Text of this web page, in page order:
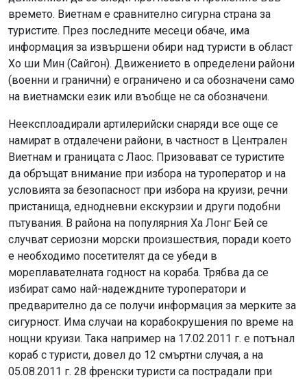
времето. Виетнам е сравнително сигурна страна за
туристите. През последните месеци обаче, има
информация за извършени обири над туристи в област
Хо ши Мин (Сайгон). Движението в определени райони
(военни и гранични) е ограничено и са обозначени само
на виетнамски език или въобще не са обозначени.
Неексплоадирали артилерийски снаряди все още се
намират в отдалечени райони, в частност в Централен
Виетнам и границата с Лаос. Призовават се туристите
да обръщат внимание при избора на туроператор и на
условията за безопасност при избора на круизи, речни
пристанища, еднодневни екскурзии и други подобни
пътувания. В района на популярния Ха Лонг Бей се
случват сериозни морски произшествия, поради което
е необходимо посетителят да се убеди в
мореплавателната годност на кораба. Трябва да се
избират само най-надеждните туроператори и
предварително да се получи информация за мерките за
сигурност. Има случаи на корабокрушения по време на
нощни круизи. Така например на 17.02.2011 г. е потънал
кораб с туристи, довел до 12 смъртни случая, а на
05.08.2011 г. 28 френски туристи са пострадали при